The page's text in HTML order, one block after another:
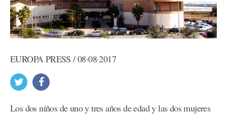
EUROPA PRESS / 08·08·2017
Los dos niños de uno y tres años de edad y las dos mujeres